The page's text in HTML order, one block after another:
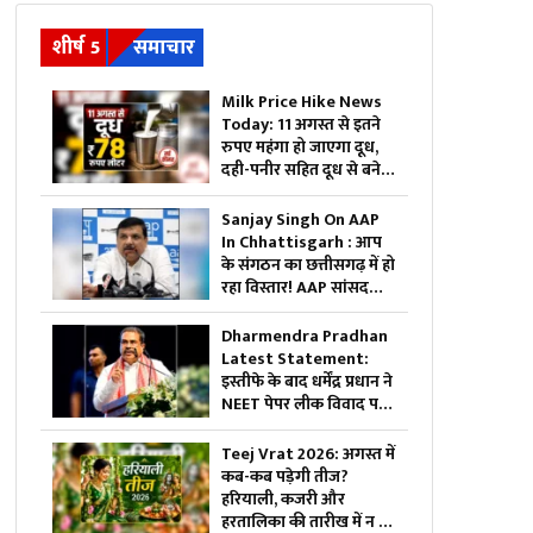
शीर्ष 5 समाचार
Milk Price Hike News
Today: 11 अगस्त से इतने
रुपए महंगा हो जाएगा दूध,
दही-पनीर सहित दूध से बने
सामान भी हो सकते हैं महंगे,
जा​निए क्या होगा एक लीटर
की कीमत
Sanjay Singh On AAP
In Chhattisgarh : आप
के संगठन का छत्तीसगढ़ में हो
रहा विस्तार! AAP सांसद
संजय सिंह का BJP पर तीखा
वार! बोले- इनके इशारे पर
चल रही राज्य सरकार
Dharmendra Pradhan
Latest Statement:
इस्तीफे के बाद धर्मेंद्र प्रधान ने
NEET पेपर लीक विवाद पर
तोड़ी चुप्पी, Gen Z को लेकर
कह दी ये बड़ी बात
Teej Vrat 2026: अगस्त में
कब-कब पड़ेगी तीज?
हरियाली, कजरी और
हरतालिका की तारीख में न हो